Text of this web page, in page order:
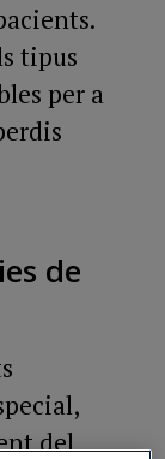
tipus
per a
de
del